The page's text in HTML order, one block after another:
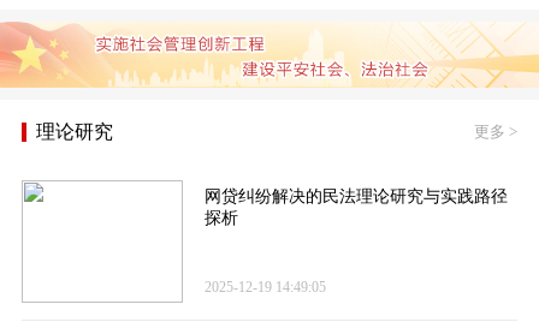
理论研究 更多 >
网贷纠纷解决的民法理论研究与实践路径
探析
2025-12-19 14:49:05